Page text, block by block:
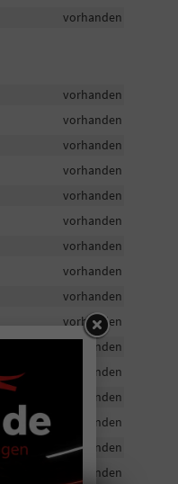
vorhanden
vorhanden
vorhanden
vorhanden
vorhanden
vorhanden
vorhanden
vorhanden
vorhanden
vorhanden
vorhanden
vorhanden
vorhanden
vorhanden
vorhanden
vorhanden
vorhanden